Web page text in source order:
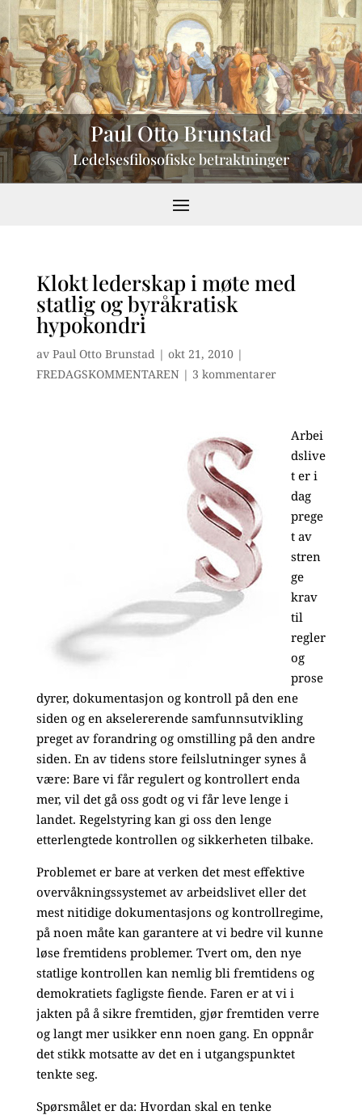
Paul Otto Brunstad
Ledelsesfilosofiske betraktninger
Klokt lederskap i møte med
statlig og byråkratisk
hypokondri
av Paul Otto Brunstad| okt 21, 2010|
FREDAGSKOMMENTAREN| 3 kommentarer
Arbei
dslive
t er i
dag
prege
t av
stren
ge
krav
til
regler
og
prose
dyrer, dokumentasjon og kontroll på den ene
siden og en akselererende samfunnsutvikling
preget av forandring og omstilling på den andre
siden. En av tidens store feilslutninger synes å
være: Bare vi får regulert og kontrollert enda
mer, vil det gå oss godt og vi får leve lenge i
landet. Regelstyring kan gi oss den lenge
etterlengtede kontrollen og sikkerheten tilbake.
Problemet er bare at verken det mest effektive
overvåkningssystemet av arbeidslivet eller det
mest nitidige dokumentasjons og kontrollregime,
på noen måte kan garantere at vi bedre vil kunne
løse fremtidens problemer. Tvert om, den nye
statlige kontrollen kan nemlig bli fremtidens og
demokratiets fagligste fiende. Faren er at vi i
jakten på å sikre fremtiden, gjør fremtiden verre
og langt mer usikker enn noen gang. En oppnår
det stikk motsatte av det en i utgangspunktet
tenkte seg.
Spørsmålet er da: Hvordan skal en tenke